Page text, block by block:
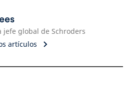
jefe global de Schroders
artículos